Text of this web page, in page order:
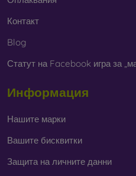
Контакт
Blog
Статут на Facebook игра за
Информация
Нашите марки
Вашите бисквитки
Защита на личните данни